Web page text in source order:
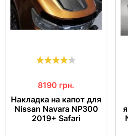
8190 грн.
Накладка на капот для
Nissan Navara NP300
2019+ Safari